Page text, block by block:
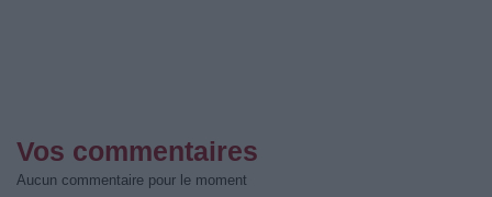
Vos commentaires
Aucun commentaire pour le moment